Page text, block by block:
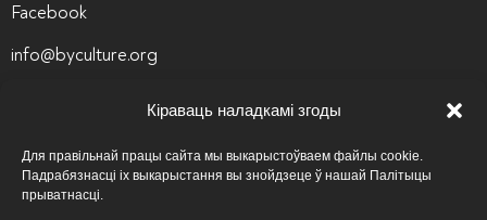
Кіраваць наладкамі згоды
Для правільнай працы сайта мы выкарыстоўваем файлы cookie.
Падрабязнасці іх выкарыстання вы знойдзеце ў нашай Палітыцы
прыватнасці.
Facebook
info@byculture.org
Вакансіі
Архіў вакансій